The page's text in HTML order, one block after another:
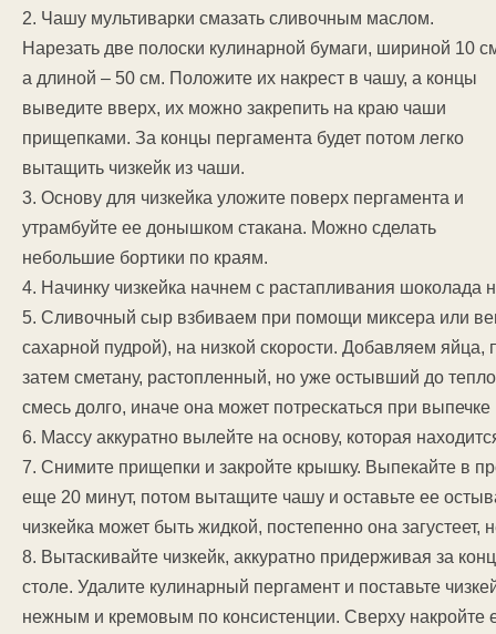
2. Чашу мультиварки смазать сливочным маслом.
Нарезать две полоски кулинарной бумаги, шириной 10
а длиной – 50 см. Положите их накрест в чашу, а концы
выведите вверх, их можно закрепить на краю чаши
прищепками. За концы пергамента будет потом легко
вытащить чизкейк из чаши.
3. Основу для чизкейка уложите поверх пергамента и
утрамбуйте ее донышком стакана. Можно сделать
небольшие бортики по краям.
4. Начинку чизкейка начнем с растапливания шоколада
5. Сливочный сыр взбиваем при помощи миксера или
сахарной пудрой), на низкой скорости. Добавляем яйца,
затем сметану, растопленный, но уже остывший до
смесь долго, иначе она может потрескаться при
6. Массу аккуратно вылейте на основу, которая
7. Снимите прищепки и закройте крышку. Выпекайте в
еще 20 минут, потом вытащите чашу и оставьте ее
чизкейка может быть жидкой, постепенно она
8. Вытаскивайте чизкейк, аккуратно придерживая за
столе. Удалите кулинарный пергамент и поставьте
нежным и кремовым по консистенции. Сверху накройте